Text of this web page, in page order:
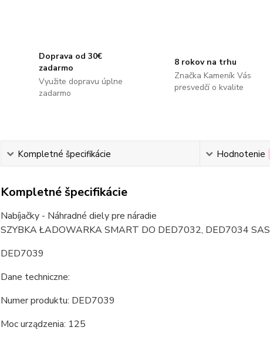
Doprava od 30€
zadarmo
Využite dopravu úplne
zadarmo
8 rokov na trhu
Značka Kameník Vás
presvedčí o kvalite
Kompletné špecifikácie Hodnotenie
Kompletné špecifikácie
Nabíjačky - Náhradné diely pre náradie
SZYBKA ŁADOWARKA SMART DO DED7032, DED7034 SAS
DED7039
Dane techniczne:
Numer produktu: DED7039
Moc urządzenia: 125